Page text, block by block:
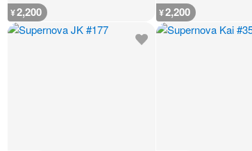
¥2,200 ¥2,200